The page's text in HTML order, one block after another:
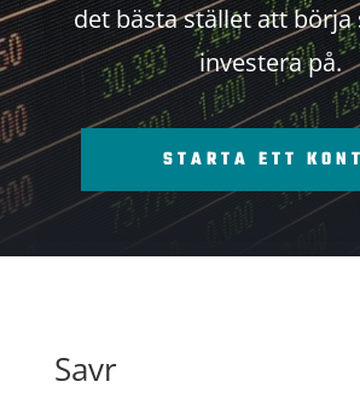
det bästa stället att börja
investera på.
STARTA ETT
Savr